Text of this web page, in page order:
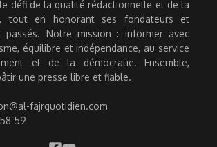
défi de la qualité rédactionnelle et de la
tout en honorant ses fondateurs et
passés. Notre mission : informer avec
équilibre et indépendance, au service
et de la démocratie. Ensemble,
une presse libre et fiable.
fajrquotidien.com
59